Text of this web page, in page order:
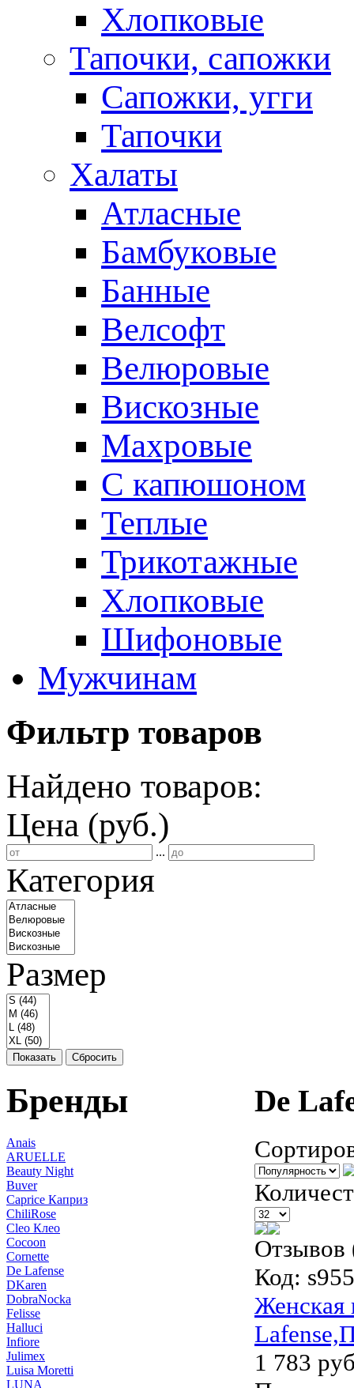
Хлопковые
Тапочки, сапожки
Сапожки, угги
Тапочки
Халаты
Атласные
Бамбуковые
Банные
Велсофт
Велюровые
Вискозные
Махровые
С капюшоном
Теплые
Трикотажные
Хлопковые
Шифоновые
Мужчинам
Фильтр товаров
Найдено товаров:
Цена (руб.)
...
Категория
Размер
Показать Сбросить
De
Отзывов
Код:
Женская
1 783
Бренды
Anais
ARUELLE
Beauty Night
Buver
Caprice Каприз
ChiliRose
Cleo Клео
Cocoon
Cornette
De Lafense
DKaren
DobraNocka
Felisse
Halluci
Infiore
Julimex
Luisa Moretti
LUNA